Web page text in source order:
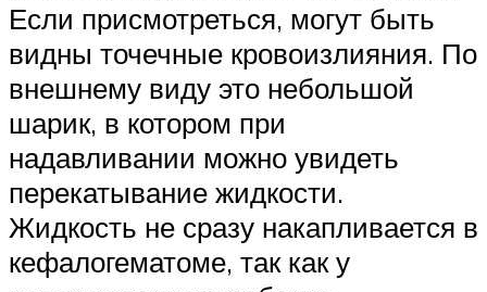
Если присмотреться, могут быть
видны точечные кровоизлияния. По
внешнему виду это небольшой
шарик, в котором при
надавливании можно увидеть
перекатывание жидкости.
Жидкость не сразу накапливается в
кефалогематоме, так как у